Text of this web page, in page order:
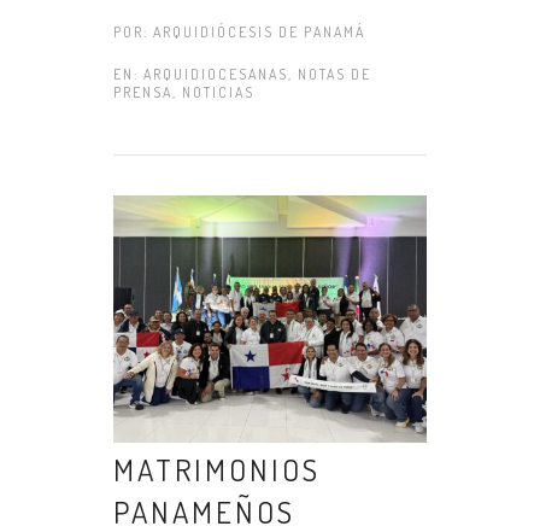
POR: ARQUIDIÓCESIS DE PANAMÁ
EN: ARQUIDIOCESANAS, NOTAS DE
PRENSA, NOTICIAS
MATRIMONIOS
PANAMEÑOS